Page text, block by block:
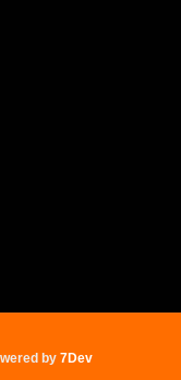
by 7Dev